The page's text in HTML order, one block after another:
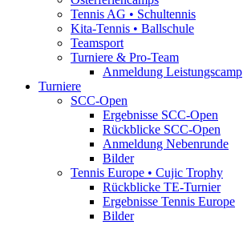
Tennis AG • Schultennis
Kita-Tennis • Ballschule
Teamsport
Turniere & Pro-Team
Anmeldung Leistungscamp
Turniere
SCC-Open
Ergebnisse SCC-Open
Rückblicke SCC-Open
Anmeldung Nebenrunde
Bilder
Tennis Europe • Cujic Trophy
Rückblicke TE-Turnier
Ergebnisse Tennis Europe
Bilder